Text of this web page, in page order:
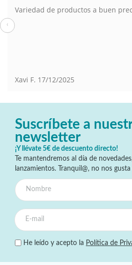
Variedad de productos a buen
Xavi F. 17/12/2025
‹
Suscríbete a
newsletter
¡Y llévate 5€ de descuento directo!
Te mantendremos al día de
lanzamientos. Tranquil@, no nos
He leído y acepto la Política de